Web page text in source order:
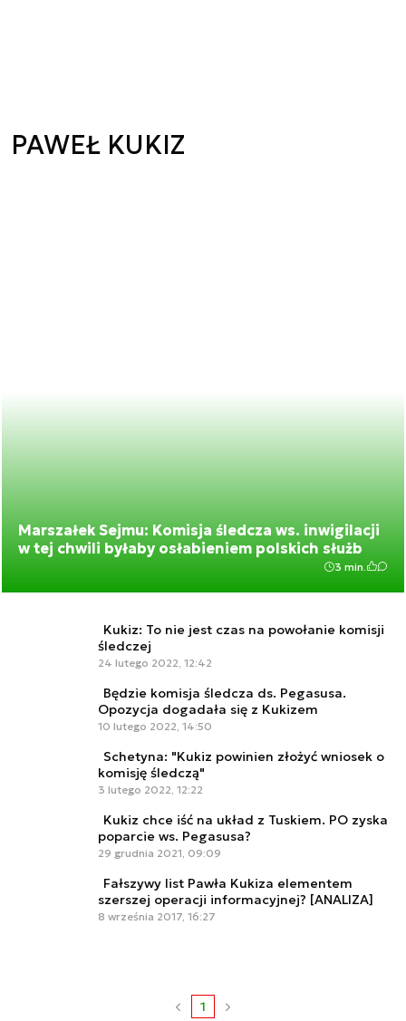
PAWEŁ KUKIZ
Marszałek Sejmu: Komisja śledcza ws. inwigilacji
w tej chwili byłaby osłabieniem polskich służb
3 min.
Kukiz: To nie jest czas na powołanie komisji
śledczej
24 lutego 2022, 12:42
Będzie komisja śledcza ds. Pegasusa.
Opozycja dogadała się z Kukizem
10 lutego 2022, 14:50
Schetyna: "Kukiz powinien złożyć wniosek o
komisję śledczą"
3 lutego 2022, 12:22
Kukiz chce iść na układ z Tuskiem. PO zyska
poparcie ws. Pegasusa?
29 grudnia 2021, 09:09
Fałszywy list Pawła Kukiza elementem
szerszej operacji informacyjnej? [ANALIZA]
8 września 2017, 16:27
1